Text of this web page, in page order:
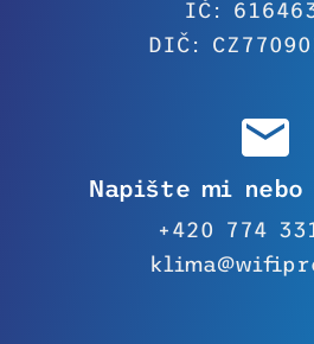
IČ:
DIČ:
Napište mi
+420 774